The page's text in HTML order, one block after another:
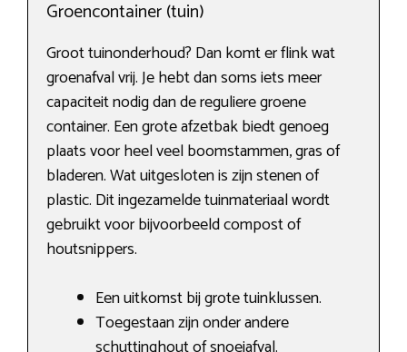
Groencontainer (tuin)
Groot tuinonderhoud? Dan komt er flink wat
groenafval vrij. Je hebt dan soms iets meer
capaciteit nodig dan de reguliere groene
container. Een grote afzetbak biedt genoeg
plaats voor heel veel boomstammen, gras of
bladeren. Wat uitgesloten is zijn stenen of
plastic. Dit ingezamelde tuinmateriaal wordt
gebruikt voor bijvoorbeeld compost of
houtsnippers.
Een uitkomst bij grote tuinklussen.
Toegestaan zijn onder andere